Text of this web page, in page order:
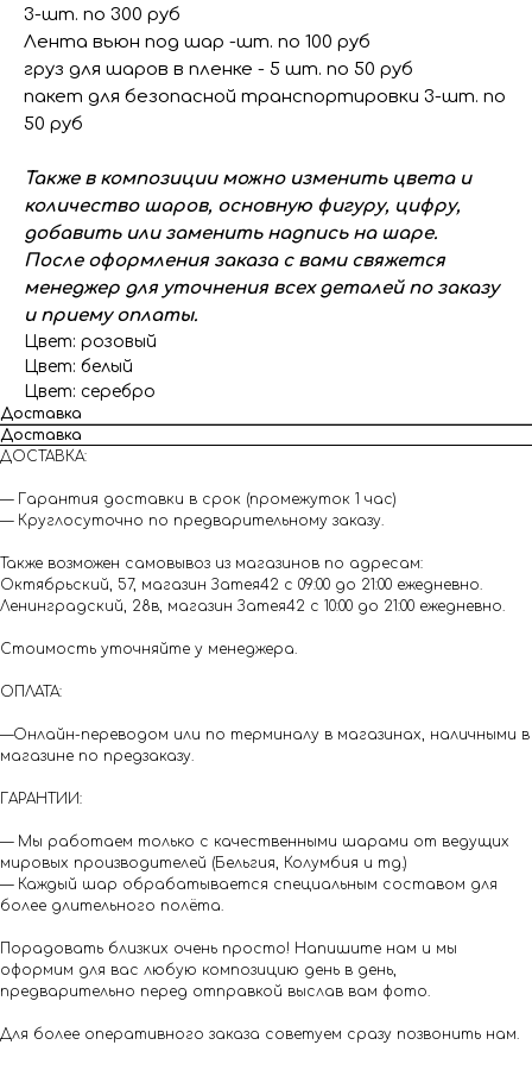
3-шт. по 300 руб
Лента вьюн под шар -шт. по 100 руб
груз для шаров в пленке - 5 шт. по 50 руб
пакет для безопасной транспортировки 3-шт. по
50 руб
Также в композиции можно изменить цвета и
количество шаров, основную фигуру, цифру,
добавить или заменить надпись на шаре.
После оформления заказа с вами свяжется
менеджер для уточнения всех деталей по заказу
и приему оплаты.
Цвет: розовый
Цвет: белый
Цвет: серебро
Доставка
Доставка
ДОСТАВКА:
— Гарантия доставки в срок (промежуток 1 час)
— Круглосуточно по предварительному заказу.
Также возможен самовывоз из магазинов по адресам:
Октябрьский, 57, магазин Затея42 с 09:00 до 21:00 ежедневно.
Ленинградский, 28в, магазин Затея42 с 10:00 до 21:00 ежедневно.
Стоимость уточняйте у менеджера.
ОПЛАТА:
—Онлайн-переводом или по терминалу в магазинах, наличными в
магазине по предзаказу.
ГАРАНТИИ:
— Мы работаем только с качественными шарами от ведущих
мировых производителей (Бельгия, Колумбия и тд.)
— Каждый шар обрабатывается специальным составом для
более длительного полёта.
Порадовать близких очень просто! Напишите нам и мы
оформим для вас любую композицию день в день,
предварительно перед отправкой выслав вам фото.
Для более оперативного заказа советуем сразу позвонить нам.